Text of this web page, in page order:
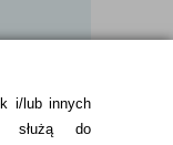
i/lub innych
służą do